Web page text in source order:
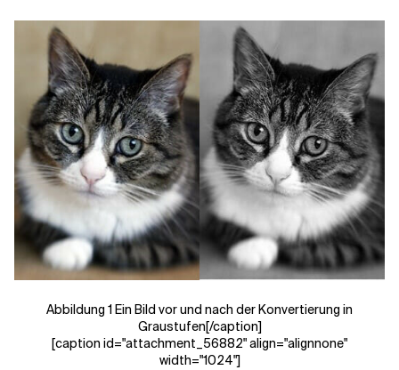
Abbildung 1 Ein Bild vor und nach der Konvertierung in
Graustufen[/caption]
[caption id="attachment_56882" align="alignnone"
width="1024"]